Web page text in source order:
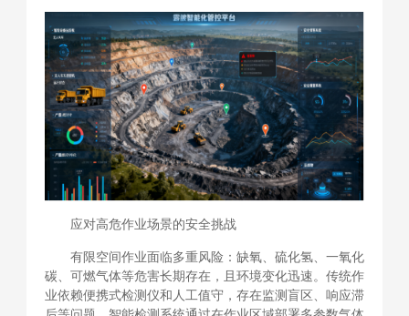
应对高危作业场景的安全挑战
有限空间作业面临多重风险：缺氧、硫化氢、一氧化
碳、可燃气体等危害长期存在，且环境变化迅速。传统作
业依赖便携式检测仪和人工值守，存在监测盲区、响应滞